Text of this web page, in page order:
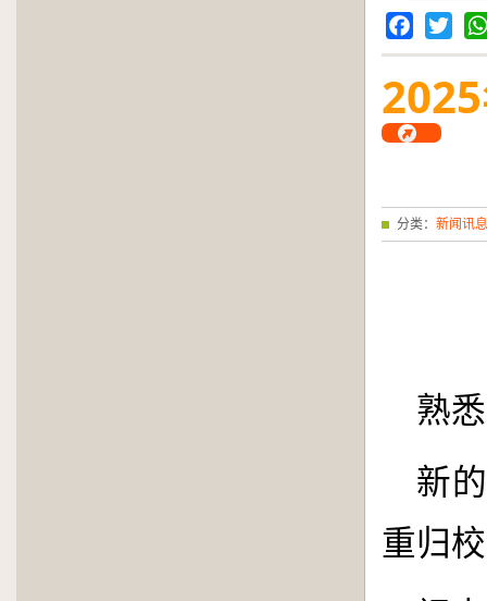
Facebook
Twitter
2025
分类： 新闻讯息
熟
新
重归